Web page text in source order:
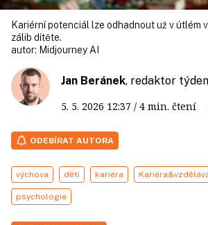
Kariérní potenciál lze odhadnout už v útlém
zálib dítěte.
autor: Midjourney AI
Jan Beránek, redaktor
5. 5. 2026 12:37 / 4 min. čtení
ODEBÍRAT AUTORA
výchova děti kariéra
psychologie